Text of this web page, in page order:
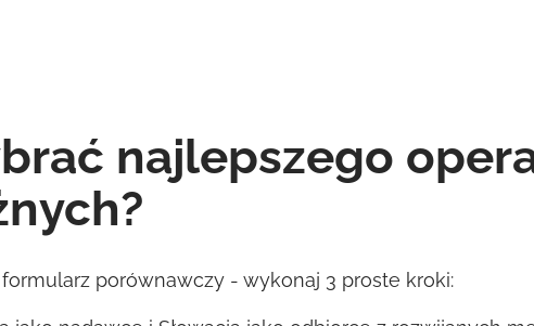
najlepszego
formularz porównawczy - wykonaj 3 proste kroki: